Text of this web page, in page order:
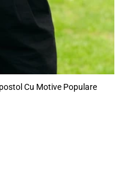
Cu Motive Populare